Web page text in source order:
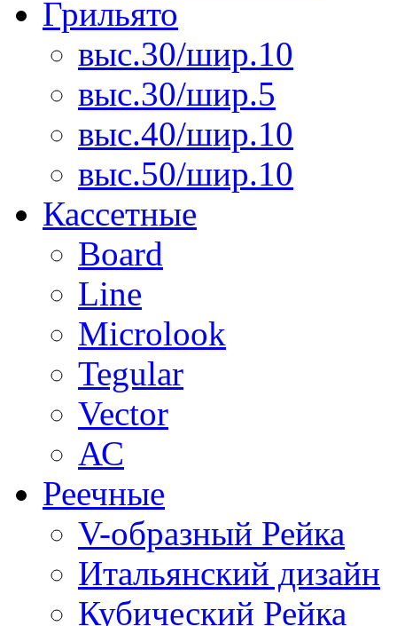
Грильято
выс.30/шир.10
выс.30/шир.5
выс.40/шир.10
выс.50/шир.10
Кассетные
Board
Line
Microlook
Tegular
Vector
АС
Реечные
V-образный Рейка
Итальянский дизайн
Кубический Рейка